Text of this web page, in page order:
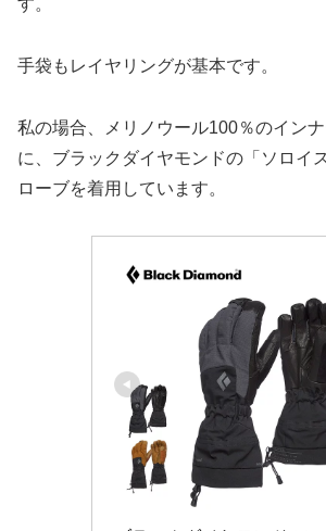
す。
手袋もレイヤリングが基本です。
私の場合、メリノウール100％のイン
に、ブラックダイヤモンドの「ソロイ
ローブを着用しています。